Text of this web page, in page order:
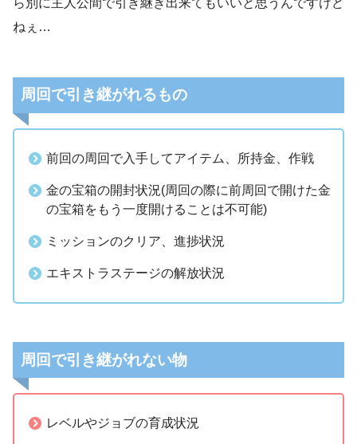
ねぇ…
周回で引き継がれるもの
前回の周回で入手してアイテム、所持金、作戦
金の宝箱の開封状況(周回の際に前周回で開けた金
の宝箱をもう一度開けることは不可能)
ミッションのクリア、進捗状況
エキストラステージの解放状況
周回で引き継がれない物
レベルやジョブの育成状況